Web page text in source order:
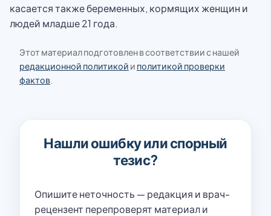
касается также беременных, кормящих женщин и
людей младше 21 года.
Этот материал подготовлен в соответствии с нашей
редакционной политикой и политикой проверки
фактов
Нашли ошибку или спорный
тезис?
Опишите неточность — редакция и врач-
рецензент перепроверят материал и